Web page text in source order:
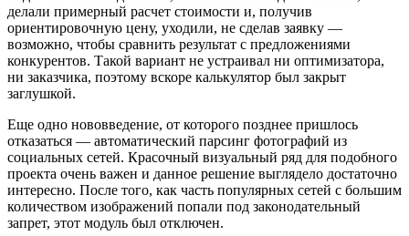
делали примерный расчет стоимости и, получив
ориентировочную цену, уходили, не сделав заявку —
возможно, чтобы сравнить результат с предложениями
конкурентов. Такой вариант не устраивал ни оптимизатора,
ни заказчика, поэтому вскоре калькулятор был закрыт
заглушкой.
Еще одно нововведение, от которого позднее пришлось
отказаться — автоматический парсинг фотографий из
социальных сетей. Красочный визуальный ряд для подобного
проекта очень важен и данное решение выглядело достаточно
интересно. После того, как часть популярных сетей с большим
количеством изображений попали под законодательный
запрет, этот модуль был отключен.